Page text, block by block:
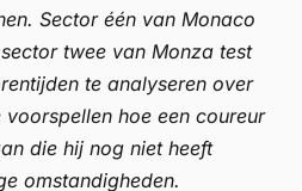
Sector één van Monaco
twee van Monza test
te analyseren over
hoe een coureur
die hij nog niet heeft
omstandigheden.